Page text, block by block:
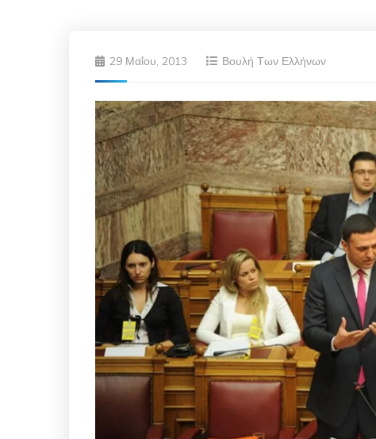
29 Μαΐου, 2013 Βουλή Των Ελλήνων